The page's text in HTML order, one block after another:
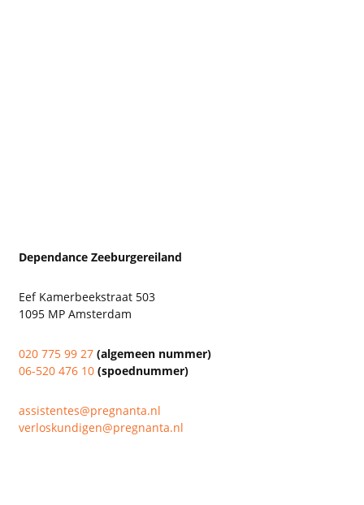
Dependance Zeeburgereiland
Eef Kamerbeekstraat 503
1095 MP Amsterdam
020 775 99 27(algemeen nummer)
06-520 476 10(spoednummer)
assistentes@pregnanta.nl
verloskundigen@pregnanta.nl